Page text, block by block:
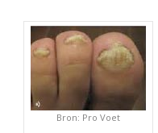
Bron: Pro Voet